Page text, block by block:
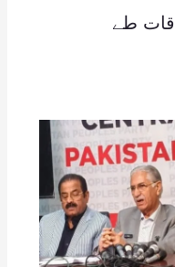
طے